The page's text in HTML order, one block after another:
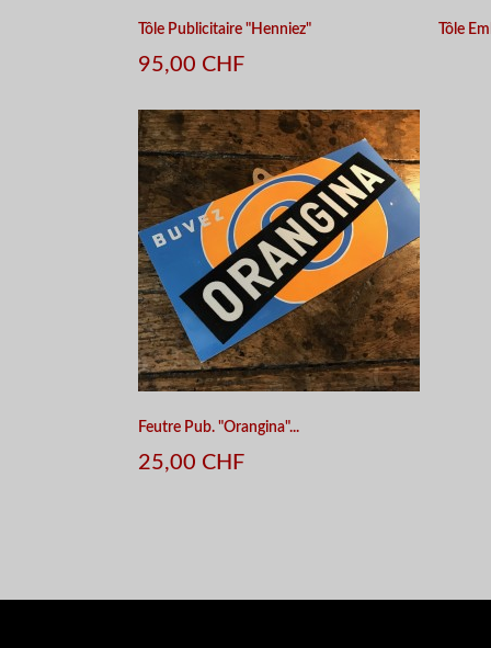
APERÇU RAPIDE
Tôle Publicitaire "Henniez"
95,00 CHF
Tôle
Feutre Pub. "Orangina"...
25,00 CHF